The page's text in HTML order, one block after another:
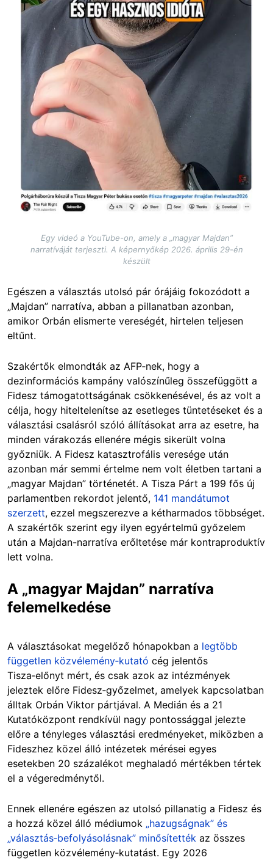
Egy videó a YouTube-on, amely a „magyar Majdan”
narratíváját terjeszti. A képernyőkép 2026. április 29-én
készült
Egészen a választás utolsó pár órájáig fokozódott a
„Majdan” narratíva, abban a pillanatban azonban,
amikor Orbán elismerte vereségét, hirtelen teljesen
eltűnt.
Szakértők elmondták az AFP‑nek, hogy a
dezinformációs kampány valószínűleg összefüggött a
Fidesz támogatottságának csökkenésével, és az volt a
célja, hogy hiteltelenítse az esetleges tüntetéseket és a
választási csalásról szóló állításokat arra az esetre, ha
minden várakozás ellenére mégis sikerült volna
győzniük. A Fidesz katasztrofális veresége után
azonban már semmi értelme nem volt életben tartani a
„magyar Majdan” történetét. A Tisza Párt a 199 fős új
parlamentben rekordot jelentő, 141 mandátumot
szerzett, ezzel megszerezve a kétharmados többséget.
A szakértők szerint egy ilyen egyértelmű győzelem
után a Majdan-narratíva erőltetése már kontraproduktív
lett volna.
A „magyar Majdan” narratíva
felemelkedése
A választásokat megelőző hónapokban a legtöbb
független közvélemény‑kutató cég jelentős
Tisza‑előnyt mért, és csak azok az intézmények
jeleztek előre Fidesz‑győzelmet, amelyek kapcsolatban
álltak Orbán Viktor pártjával. A Medián és a 21
Kutatóközpont rendkívül nagy pontossággal jelezte
előre a tényleges választási eredményeket, miközben a
Fideszhez közel álló intézetek mérései egyes
esetekben 20 százalékot meghaladó mértékben tértek
el a végeredménytől.
Ennek ellenére egészen az utolsó pillanatig a Fidesz és
a hozzá közel álló médiumok „hazugságnak” és
„választás‑befolyásolásnak” minősítették az összes
független közvélemény‑kutatást. Egy 2026